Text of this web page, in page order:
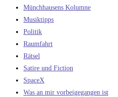
Münchhausens Kolumne
Musiktipps
Politik
Raumfahrt
Rätsel
Satire und Fiction
SpaceX
Was an mir vorbeigegangen ist